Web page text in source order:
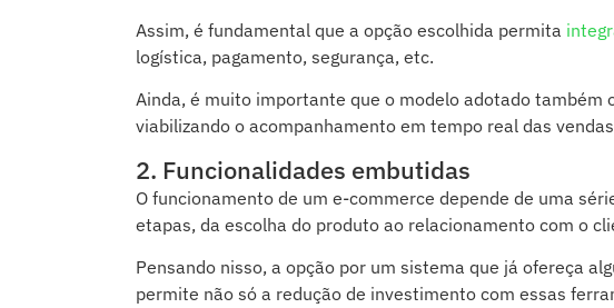
Assim, é fundamental que a opção escolhida permita
logística, pagamento, segurança, etc.
Ainda, é muito importante que o modelo adotado
viabilizando o acompanhamento em tempo real das
2. Funcionalidades embutidas
O funcionamento de um e-commerce depende de uma
etapas, da escolha do produto ao relacionamento com o
Pensando nisso, a opção por um sistema que já ofereça
permite não só a redução de investimento com essas